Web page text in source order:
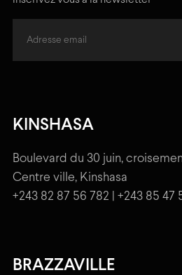
KINSHASA
Boulevard du 30 juin,
Centre ville, Kinshasa
+243 82 87 56 782 | +243 85 47
BRAZZAVILLE